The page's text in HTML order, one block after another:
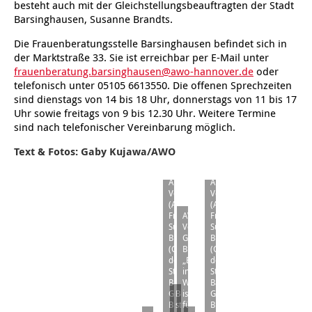
Kindertagesstätte Tresckowstraße
Kindertagesstätte Voltmerstraße
Kindertagesstätte Wiehbergstraße
besteht auch mit der Gleichstellungsbeauftragten der Stadt
Barsinghausen, Susanne Brandts.
Die Frauenberatungsstelle Barsinghausen befindet sich in
der Marktstraße 33. Sie ist erreichbar per E-Mail unter
frauenberatung.barsinghausen@awo-hannover.de oder
telefonisch unter 05105 6613550. Die offenen Sprechzeiten
sind dienstags von 14 bis 18 Uhr, donnerstags von 11 bis 17
Uhr sowie freitags von 9 bis 12.30 Uhr. Weitere Termine
sind nach telefonischer Vereinbarung möglich.
Text & Fotos: Gaby Kujawa/AWO
Gruppenfoto
in
Beratungsstelle
(von
Anne
Vogt
(AWO
Frauenberaterin),
Susanne
Brandts
(Gleichstellungsbeauftragte
der
Stadt
Barsinghausen),
Gordon
Braun
Bei
strahlendem
AWO
Vorstand
Gordon
Braun:
„Beratung
in
Wohnortnähe
ist
für
Gruppenfoto
in
der
Anne
Vogt
(AWO
Frauenberaterin),
Susanne
Brandts
(Gleichstellungsbeauftragte
der
Stadt
Barsinghausen),
Gordon
Braun